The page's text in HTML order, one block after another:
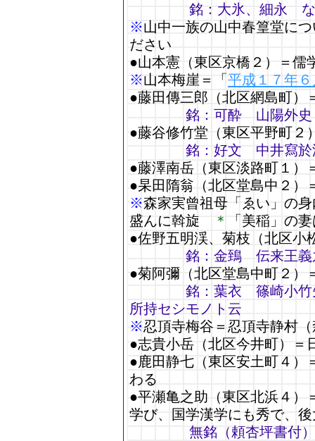
銘：大氷、細永
※山中一族の山中春篁堂に
ださい
●山本憲（東区京橋２）＝儒
※山本梅崖＝「 平成１７年
●藤田傳三郎（北区網島町）
銘：可酔 山陽外
●藤谷修竹堂（東区平野町２
銘：好文 中井寫
●藤澤南岳（東区淡路町１）
●杲田隋翁（北区堂島中２）
※森家実曾祖母「ゑい」の
盛んに斡旋
＊
「美稲」の
●佐野五明渓、菊枝（北区小
銘：金鵄 伝来王義
●菊阿彌（北区堂島中町２）
銘：葉衣 篠崎小竹
所持セシモノト云
※忍頂寺梅谷＝忍頂寺静村
●志貴小岳（北区今井町）＝
●鹿田静七（東区安土町４）
わる
●平瀬亀之助（東区北浜４）
学び、国学漢学にも秀で、
無銘（頼杏坪書付